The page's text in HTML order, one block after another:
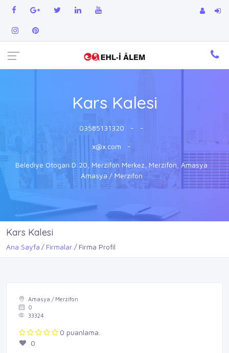
Kars Kalesi
03585131320 - -
x@x.com -
Belediye Otogarı D:20, Merzifon Merkez, Merzifon, Amasya
Amasya / Merzifon
Kars Kalesi
Ana Sayfa Firmalar Firma Profil
Amasya / Merzifon
0
33324
0 puanlama.
0